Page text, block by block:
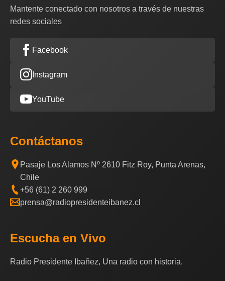
Mantente conectado con nosotros a través de nuestras
redes sociales
Facebook
Instagram
YouTube
Contáctanos
Pasaje Los Alamos Nº 2610 Fitz Roy, Punta Arenas,
Chile
+56 (61) 2 260 999
prensa@radiopresidenteibanez.cl
Escucha en Vivo
Radio Presidente Ibañez, Una radio con historia.